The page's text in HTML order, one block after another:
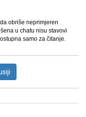
obriše neprimjeren
u chatu nisu stavovi
samo za čitanje.